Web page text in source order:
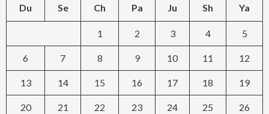
Du Se Ch Pa Ju Sh Ya
1 2 3 4 5
6 7 8 9 10 11 12
13 14 15 16 17 18 19
20 21 22 23 24 25 26